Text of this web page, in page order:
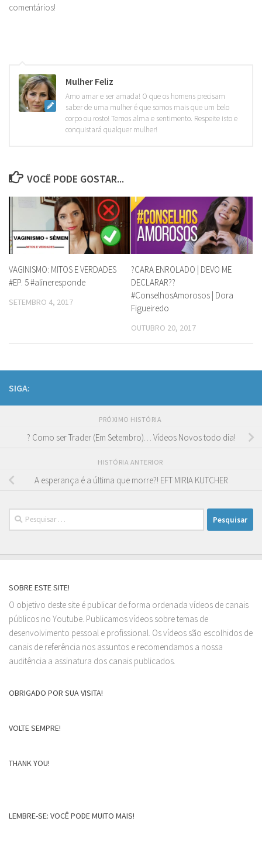
comentários!
Mulher Feliz
Amo amar e ser amada! O que os homens precisam
saber de uma mulher é que somos mais que um belo
corpo ou rosto! Temos alma e sentimento. Respeite isto e
conquistará qualquer mulher!
VOCÊ PODE GOSTAR...
VAGINISMO: MITOS E VERDADES
#EP. 5 #alineresponde
SETEMBRO 4, 2017
?CARA ENROLADO | DEVO ME
DECLARAR??
#ConselhosAmorosos | Dora
Figueiredo
OUTUBRO 20, 2017
SIGA:
PRÓXIMO HISTÓRIA
? Como ser Trader (Em Setembro)… Vídeos Novos todo dia!
HISTÓRIA ANTERIOR
A esperança é a última que morre?! EFT MIRIA KUTCHER
Pesquisar
por:
SOBRE ESTE SITE!
O objetivo deste site é publicar de forma ordenada vídeos de canais
públicos no Youtube. Publicamos vídeos sobre temas de
desenvolvimento pessoal e profissional. Os vídeos são escolhidos de
canais de referência nos assuntos e recomendamos a nossa
auditência a assinatura dos canais publicados.
OBRIGADO POR SUA VISITA!
VOLTE SEMPRE!
THANK YOU!
LEMBRE-SE: VOCÊ PODE MUITO MAIS!